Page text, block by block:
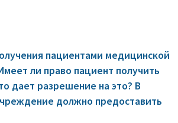
пациентами медицинской
ли право пациент получить
дает разрешение на это? В
должно предоставить